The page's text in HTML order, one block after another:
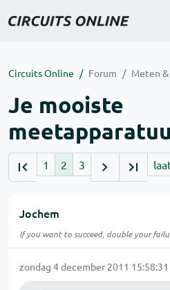
Circuits Online Forum Meten
Je mooiste
1 2 3
Jochem
If you want to succeed, double your
zondag 4 december 2011 15:58:31